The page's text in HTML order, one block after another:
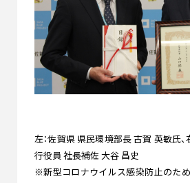
左：佐賀県 県民環境部長 古賀 英敏氏、
行役員 社長補佐 大谷 昌史
※新型コロナウイルス感染防止のため